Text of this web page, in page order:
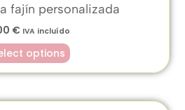
fajín personalizada
€ IVA incluído
options